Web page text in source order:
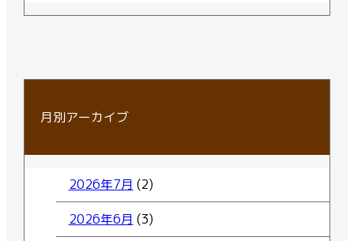
月別アーカイブ
2026年7月 (2)
2026年6月 (3)